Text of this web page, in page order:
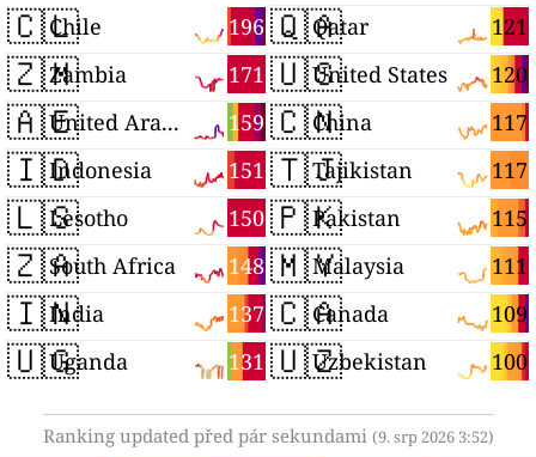
🇨🇱 196
Chile
🇿🇲 171
Zambia
🇦🇪 159
United Arab Emirates
🇮🇩 151
Indonesia
🇱🇸 150
Lesotho
🇿🇦 148
South Africa
🇮🇳 137
India
🇺🇬 131
Uganda
🇶🇦 121
Qatar
🇺🇸 120
United States
🇨🇳 117
China
🇹🇯 117
Tajikistan
🇵🇰 115
Pakistan
🇲🇾 111
Malaysia
🇨🇦 109
Canada
🇺🇿 100
Uzbekistan
Ranking updated před pár sekundami (9. srp 2026 3:52)